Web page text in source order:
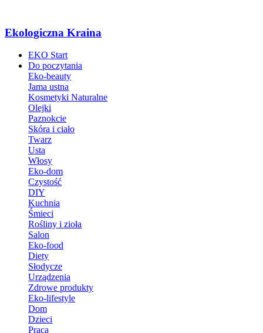
Ekologiczna Kraina
EKO Start
Do poczytania
Eko-beauty
Jama ustna
Kosmetyki Naturalne
Olejki
Paznokcie
Skóra i ciało
Twarz
Usta
Włosy
Eko-dom
Czystość
DIY
Kuchnia
Śmieci
Rośliny i zioła
Salon
Eko-food
Diety
Słodycze
Urządzenia
Zdrowe produkty
Eko-lifestyle
Dom
Dzieci
Praca